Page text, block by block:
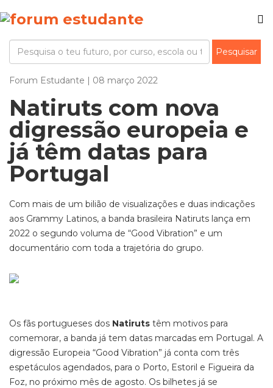
Forum Estudante | 08 março 2022
Natiruts com nova
digressão europeia e
já têm datas para
Portugal
Com mais de um bilião de visualizações e duas indicações
aos Grammy Latinos, a banda brasileira Natiruts lança em
2022 o segundo voluma de “Good Vibration” e um
documentário com toda a trajetória do grupo.
Os fãs portugueses dos Natiruts têm motivos para
comemorar, a banda já tem datas marcadas em Portugal. A
digressão Europeia “Good Vibration” já conta com três
espetáculos agendados, para o Porto, Estoril e Figueira da
Foz, no próximo mês de agosto. Os bilhetes já se